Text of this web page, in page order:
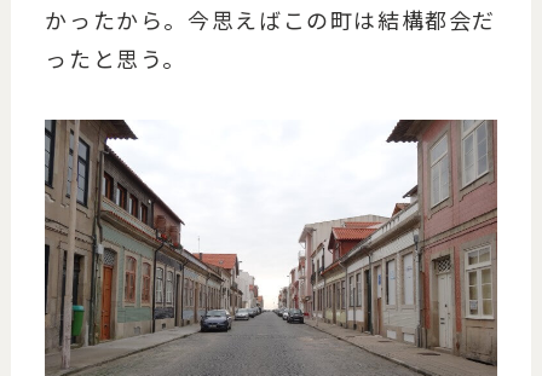
かったから。今思えばこの町は結構都会だ
ったと思う。